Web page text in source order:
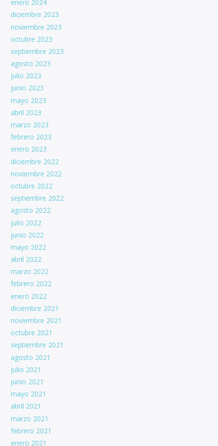
enero 2024
diciembre 2023
noviembre 2023
octubre 2023
septiembre 2023
agosto 2023
julio 2023
junio 2023
mayo 2023
abril 2023
marzo 2023
febrero 2023
enero 2023
diciembre 2022
noviembre 2022
octubre 2022
septiembre 2022
agosto 2022
julio 2022
junio 2022
mayo 2022
abril 2022
marzo 2022
febrero 2022
enero 2022
diciembre 2021
noviembre 2021
octubre 2021
septiembre 2021
agosto 2021
julio 2021
junio 2021
mayo 2021
abril 2021
marzo 2021
febrero 2021
enero 2021